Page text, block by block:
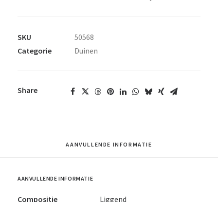
SKU
50568
Categorie
Duinen
Share
AANVULLENDE INFORMATIE
AANVULLENDE INFORMATIE
Compositie
Liggend